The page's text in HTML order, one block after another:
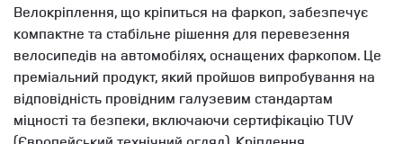
Велокріплення, що кріпиться на фаркоп, забезпечує
компактне та стабільне рішення для перевезення
велосипедів на автомобілях, оснащених фаркопом. Це
преміальний продукт, який пройшов випробування на
відповідність провідним галузевим стандартам
міцності та безпеки, включаючи сертифікацію TUV